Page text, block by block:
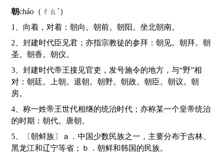
朝cháo（ㄔㄠˊ）
1、向着，对着：朝向。朝前。朝阳。坐北朝南。
2、封建时代臣见君；亦指宗教徒的参拜：朝见。朝拜。朝
圣。朝香。朝仪。
3、封建时代帝王接见官吏，发号施令的地方，与“野”相
对：朝廷。上朝。退朝。朝野。朝政。朝臣。朝议。朝
房。
4、称一姓帝王世代相继的统治时代；亦称某一个皇帝统治
的时期：朝代。唐朝。
5、〔朝鲜族〕ａ．中国少数民族之一，主要分布于吉林、
黑龙江和辽宁等省；ｂ．朝鲜和韩国的民族。